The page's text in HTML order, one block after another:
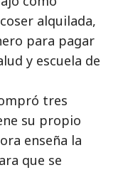
alquilada,
para pagar
y escuela de
tres
su propio
enseña la
que se